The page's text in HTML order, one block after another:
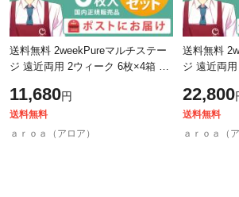
送料無料 2weekPureマルチステー
ジ 遠近両用 2ウィーク 6枚×4箱 シ
11,680円
送料無料
ａｒｏａ（アロア）
送料無料
ジ 遠近両
22,800
送料無料
ａｒｏａ（ア